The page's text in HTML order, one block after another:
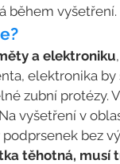
během vyšetření.
a elektroniku
elektronika
zubní
vyšetření v
bez
těhotná,